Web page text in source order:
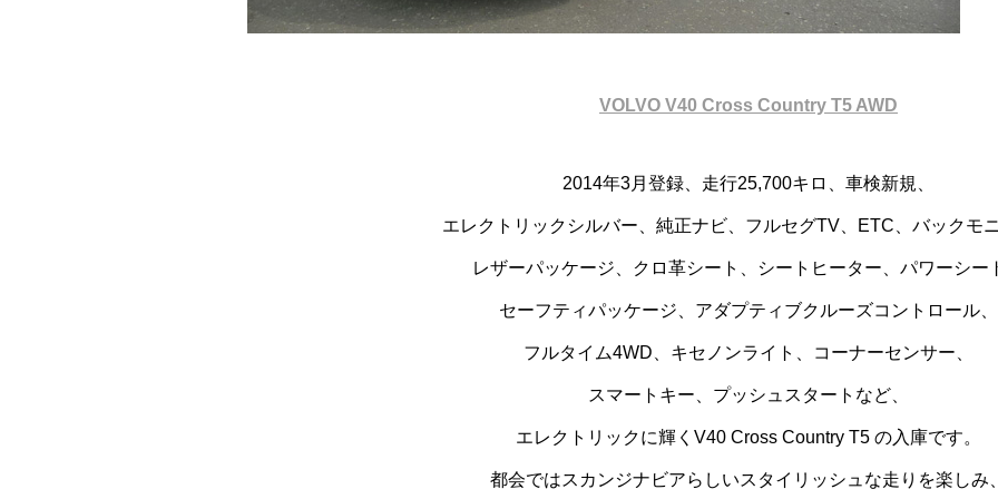
VOLVO V40 Cross Country T5 AWD
2014年3月登録、走行25,700キロ、車検新規、
エレクトリックシルバー、純正ナビ、フルセグTV、ETC、バックモニ
レザーパッケージ、クロ革シート、シートヒーター、パワーシー
セーフティパッケージ、アダプティブクルーズコントロール、
フルタイム4WD、キセノンライト、コーナーセンサー、
スマートキー、プッシュスタートなど、
エレクトリックに輝くV40 Cross Country T5 の入庫です。
都会ではスカンジナビアらしいスタイリッシュな走りを楽しみ、